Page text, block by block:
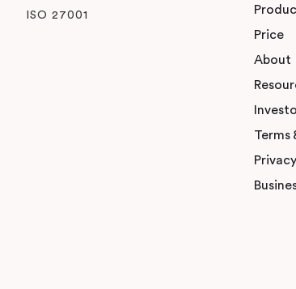
ISO 27001
Price
About
Terms